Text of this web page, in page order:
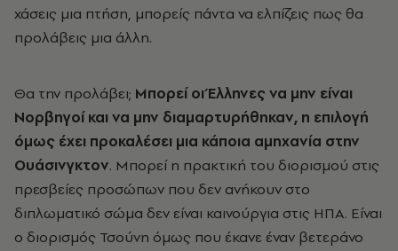
χάσεις μια πτήση, μπορείς πάντα να ελπίζεις πως θα
προλάβεις μια άλλη.
Θα την προλάβει; Μπορεί οι Έλληνες να μην είναι
Νορβηγοί και να μην διαμαρτυρήθηκαν, η επιλογή
όμως έχει προκαλέσει μια κάποια αμηχανία στην
Ουάσινγκτον. Μπορεί η πρακτική του διορισμού στις
πρεσβείες προσώπων που δεν ανήκουν στο
διπλωματικό σώμα δεν είναι καινούργια στις ΗΠΑ. Είναι
ο διορισμός Τσούνη όμως που έκανε έναν βετεράνο